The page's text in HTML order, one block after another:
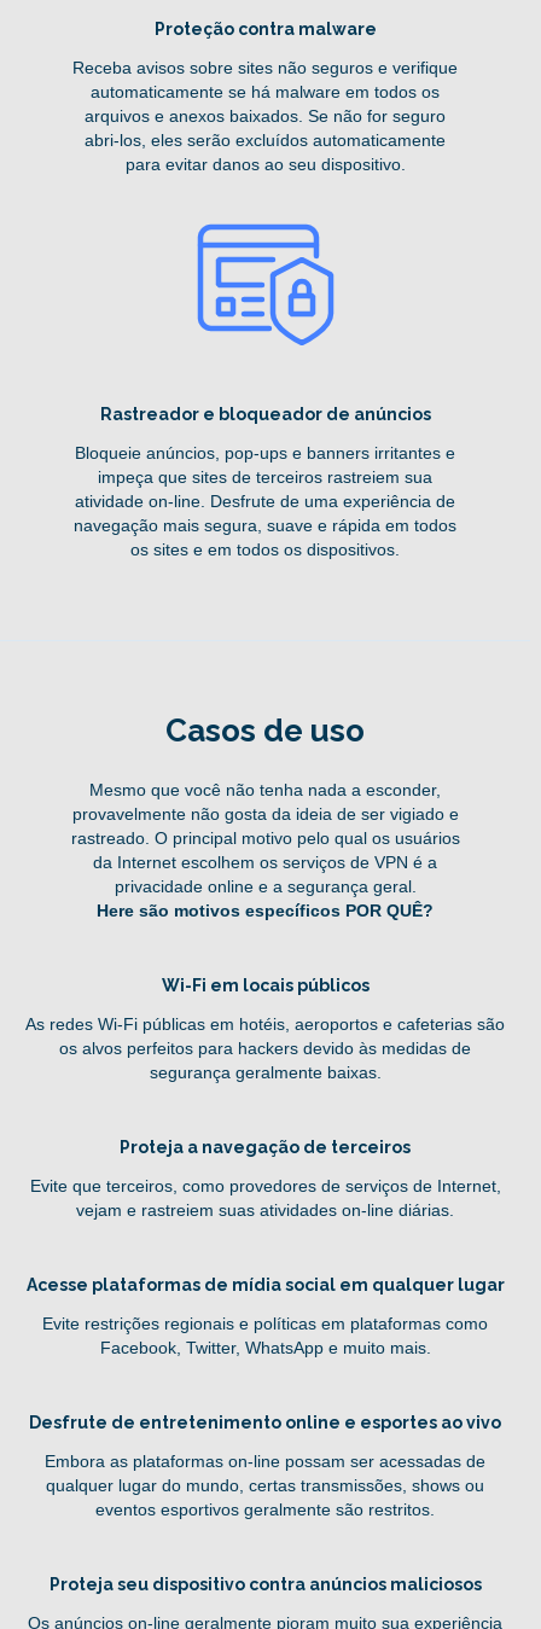
Proteção contra malware
Receba avisos sobre sites não seguros e verifique
automaticamente se há malware em todos os
arquivos e anexos baixados. Se não for seguro
abri-los, eles serão excluídos automaticamente
para evitar danos ao seu dispositivo.
Rastreador e bloqueador de anúncios
Bloqueie anúncios, pop-ups e banners irritantes e
impeça que sites de terceiros rastreiem sua
atividade on-line. Desfrute de uma experiência de
navegação mais segura, suave e rápida em todos
os sites e em todos os dispositivos.
Casos de uso
Mesmo que você não tenha nada a esconder,
provavelmente não gosta da ideia de ser vigiado e
rastreado. O principal motivo pelo qual os usuários
da Internet escolhem os serviços de VPN é a
privacidade online e a segurança geral.
Here são motivos específicos POR QUÊ?
Wi-Fi em locais públicos
As redes Wi-Fi públicas em hotéis, aeroportos e cafeterias são
os alvos perfeitos para hackers devido às medidas de
segurança geralmente baixas.
Proteja a navegação de terceiros
Evite que terceiros, como provedores de serviços de Internet,
vejam e rastreiem suas atividades on-line diárias.
Acesse plataformas de mídia social em qualquer lugar
Evite restrições regionais e políticas em plataformas como
Facebook, Twitter, WhatsApp e muito mais.
Desfrute de entretenimento online e esportes ao vivo
Embora as plataformas on-line possam ser acessadas de
qualquer lugar do mundo, certas transmissões, shows ou
eventos esportivos geralmente são restritos.
Proteja seu dispositivo contra anúncios maliciosos
Os anúncios on-line geralmente pioram muito sua experiência